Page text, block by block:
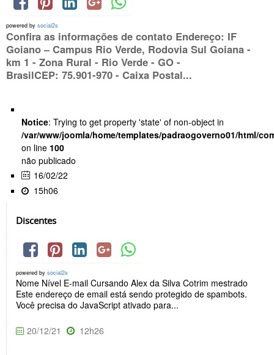
powered by social2s
Confira as informações de contato Endereço: IF
Goiano – Campus Rio Verde, Rodovia Sul Goiana -
km 1 - Zona Rural - Rio Verde - GO -
BrasilCEP: 75.901-970 - Caixa Postal...
Notice: Trying to get property 'state' of non-object in
/var/www/joomla/home/templates/padraogoverno01/html/
on line 100
não publicado
16/02/22
15h06
Discentes
powered by social2s
Nome Nível E-mail Cursando Alex da Silva Cotrim mestrado
Este endereço de email está sendo protegido de spambots.
Você precisa do JavaScript ativado para...
20/12/21 12h26